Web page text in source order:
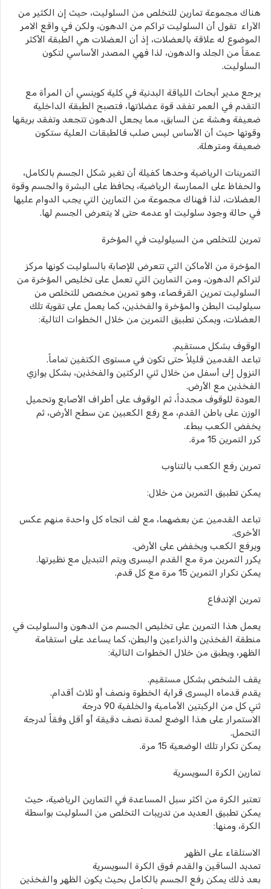
هناك مجموعة تمارين للتخلص من السلوليت، حيث إن الكثير من
الآراء تقول أن السلوليت تراكم من الدهون، ولكن في واقع الامر
الموضوع له علاقة بالعضلات، إذ أن العضلات هي الطبقة الأكثر
عمقاً من الجلد والدهون، لذا فهي المصدر الأساسي لتكون
السلوليت.
يرجع مدير أبحاث اللياقة البدنية في كلية كوينسي أن المرأة مع
التقدم في العمر تفقد قوة عضلاتها، فتصبح الطبقة الداخلية
ضعيفة وهشة عن السابق، مما يجعل الدهون تتجعد وتفقد بريقها
وقوتها حيث أن الأساس ليس صلب فالطبقات العلية ستكون
ضعيفة ومترهلة.
التمرينات الرياضية وحدها كفيلة أن تغير شكل الجسم بالكامل،
والحفاظ على الممارسة الرياضية، يحافظ على البشرة والجسم وقوة
العضلات، لذا فهناك مجموعة من التمارين التي يجب الدوام عليها
في حالة وجود سلوليت او عدمه حتى لا يتعرض الجسم لها.
تمرين للتخلص من السيلوليت في المؤخرة
المؤخرة من الأماكن التي تتعرض للإصابة بالسلوليت كونها مركز
لتراكم الدهون، ومن التمارين التي تعمل على تخليص المؤخرة من
السلوليت تمرين القرفصاء، وهو تمرين مخصص للتخلص من
سيلوليت البطن والمؤخرة والفخذين، كما يعمل على تقوية تلك
العضلات، ويمكن تطبيق التمرين من خلال الخطوات التالية:
الوقوف بشكل مستقيم.
تباعد القدمين قليلاً حتى تكون في مستوى الكتفين تماماً.
النزول إلى أسفل من خلال ثني الركتين والفخذين، بشكل يوازي
الفخذين مع الأرض.
العودة للوقوف مجدداً، ثم الوقوف على أطراف الأصابع وتحميل
الوزن على باطن القدم، مع رفع الكعبين عن سطح الأرض، ثم
يخفض الكعب ببطء.
كرر التمرين 15 مرة.
تمرين رفع الكعب بالتناوب
يمكن تطبيق التمرين من خلال:
تباعد القدمين عن بعضهما، مع لف اتجاه كل واحدة منهم عكس
الأخرى.
ويرفع الكعب ويخفض على الأرض.
يكرر التمرين مرة مع القدم اليسرى ويتم التبديل مع نظيرتها.
يمكن تكرار التمرين 15 مرة مع كل قدم.
تمرين الإندفاع
يعمل هذا التمرين على تخليص الجسم من الدهون والسلوليت في
منطقة الفخذين والذراعين والبطن، كما يساعد على استقامة
الظهر، ويطبق من خلال الخطوات التالية:
يقف الشخص بشكل مستقيم.
يقدم قدماه اليسرى قرابة الخطوة ونصف أو ثلاث أقدام.
ثني كل من الركبتين الأمامية والخلفية 90 درجة
الاستمرار على هذا الوضع لمدة نصف دقيقة أو أقل وفقاً لدرجة
التحمل.
يمكن تكرار تلك الوضعية 15 مرة.
تمارين الكرة السويسرية
تعتبر الكرة من اكثر سبل المساعدة في التمارين الرياضية، حيث
يمكن تطبيق العديد من تدريبات التخلص من السلوليت بواسطة
الكرة، ومنها:
الاستلقاء على الظهر
تمديد الساقين والقدم فوق الكرة السويسرية
بعد ذلك يمكن رفع الجسم بالكامل بحيث يكون الظهر والفخذين